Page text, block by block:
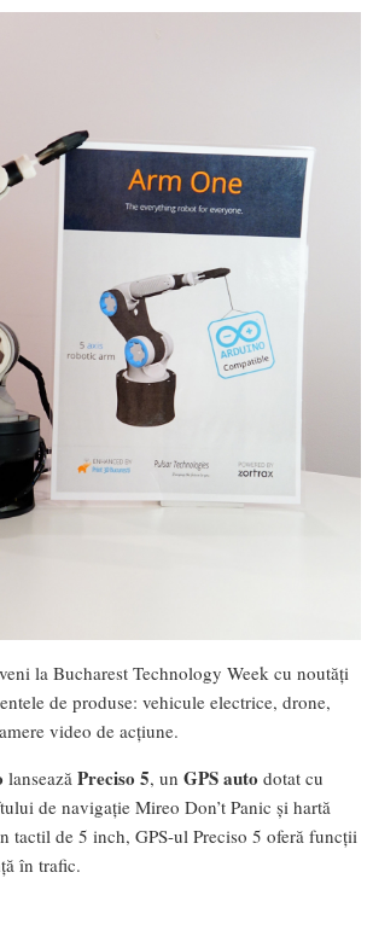
la Bucharest Technology Week cu noutăți
de produse: vehicule electrice, drone,
video de acțiune.
lansează Preciso 5, un GPS auto dotat cu
de navigație Mireo Don’t Panic și hartă
tactil de 5 inch, GPS-ul Preciso 5 oferă funcții
în trafic.